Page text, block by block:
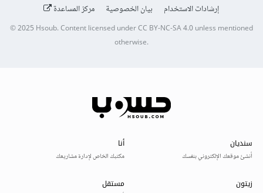
إرشادات الاستخدام
بيان الخصوصية مركز المساعدة
© 2025Hsoub.Content licensed underCC BY-NC-SA 4.0unless mentioned
otherwise.